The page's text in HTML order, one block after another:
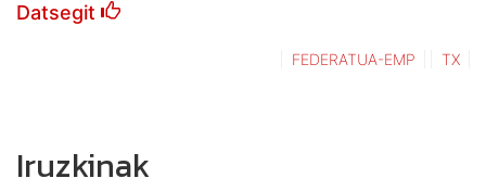
Datsegit
FEDERATUA-EMP TX
Iruzkinak